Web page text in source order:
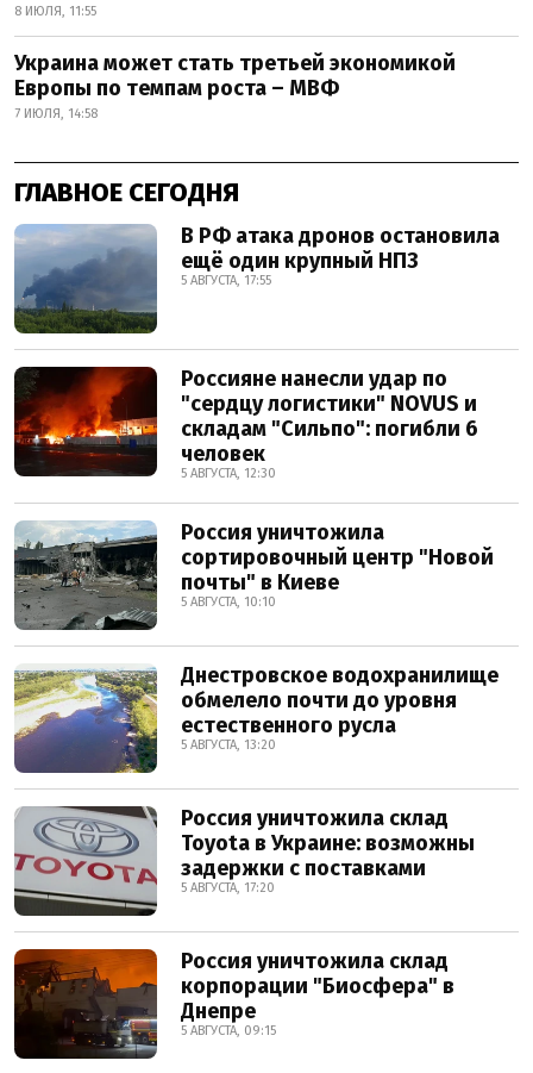
8 ИЮЛЯ, 11:55
Украина может стать третьей экономикой
Европы по темпам роста – МВФ
7 ИЮЛЯ, 14:58
ГЛАВНОЕ СЕГОДНЯ
В РФ атака дронов остановила
ещё один крупный НПЗ
5 АВГУСТА, 17:55
Россияне нанесли удар по
"сердцу логистики" NOVUS и
складам "Сильпо": погибли 6
человек
5 АВГУСТА, 12:30
Россия уничтожила
сортировочный центр "Новой
почты" в Киеве
5 АВГУСТА, 10:10
Днестровское водохранилище
обмелело почти до уровня
естественного русла
5 АВГУСТА, 13:20
Россия уничтожила склад
Toyota в Украине: возможны
задержки с поставками
5 АВГУСТА, 17:20
Россия уничтожила склад
корпорации "Биосфера" в
Днепре
5 АВГУСТА, 09:15